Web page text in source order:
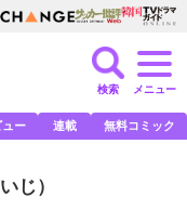
検索 メニュー
ュー 連載 無料コミック
じ）